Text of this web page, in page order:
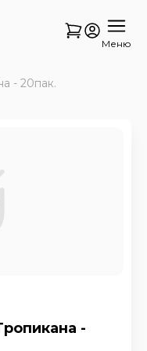
Меню
- 20пак.
-